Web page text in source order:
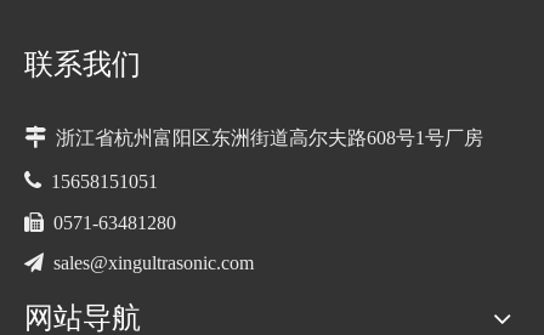
联系我们
 浙江省杭州富阳区东洲街道高尔夫路608号1号厂房
 15658151051
 0571-63481280
 sales@xingultrasonic.com
网站导航